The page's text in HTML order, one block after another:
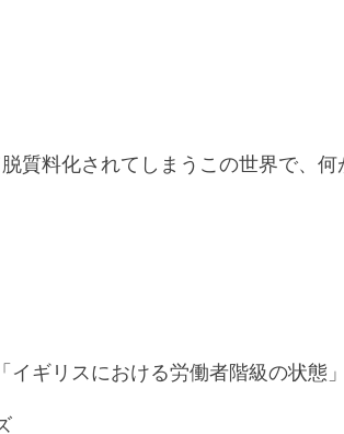
料化されてしまうこの世界で、
ギリスにおける労働者階級の状態